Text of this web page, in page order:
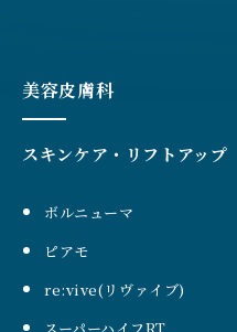
美容皮膚科
スキンケア・リフトアップ
ボルニューマ
ピアモ
re:vive(リヴァイブ)
スーパーハイフRT